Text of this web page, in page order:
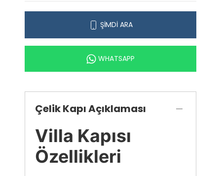
ŞİMDİ ARA
WHATSAPP
Çelik Kapı Açıklaması
Villa Kapısı
Özellikleri